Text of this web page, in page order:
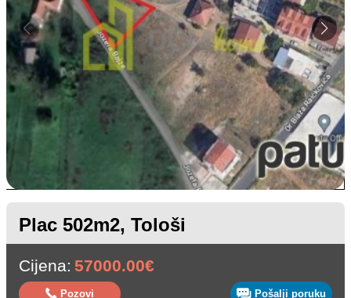
Plac 502m2, Tološi
Cijena: 57000.00€
Pozovi Pošalji poruku